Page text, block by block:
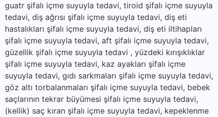
guatr şifalı içme suyuyla tedavi, tiroid şifalı içme suyuyla
tedavi, diş ağrısı şifalı içme suyuyla tedavi, diş eti
hastalıkları şifalı içme suyuyla tedavi, diş eti iltihapları
şifalı içme suyuyla tedavi, aft şifalı içme suyuyla tedavi,
güzellik şifalı içme suyuyla tedavi , yüzdeki kırışıklıklar
şifalı içme suyuyla tedavi, kaz ayakları şifalı içme
suyuyla tedavi, gıdı sarkmaları şifalı içme suyuyla tedavi,
göz altı torbalanmaları şifalı içme suyuyla tedavi, bebek
saçlarının tekrar büyümesi şifalı içme suyuyla tedavi,
(kellik) saç kıran şifalı içme suyuyla tedavi, kepeklenme